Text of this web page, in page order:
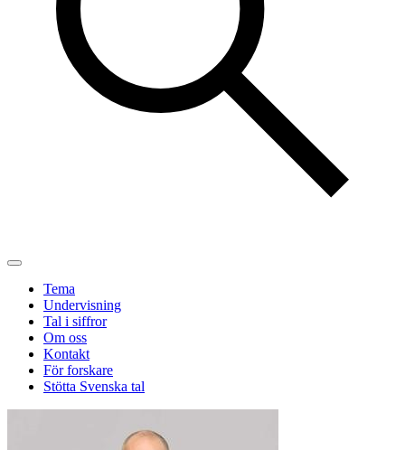
Tema
Undervisning
Tal i siffror
Om oss
Kontakt
För forskare
Stötta Svenska tal